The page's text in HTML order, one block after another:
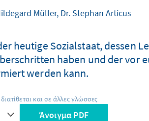
Müller, Dr. Stephan Articus
heutige Sozialstaat, dessen
haben und der vor
werden kann.
και σε άλλες γλώσσες
Άνοιγμα PDF